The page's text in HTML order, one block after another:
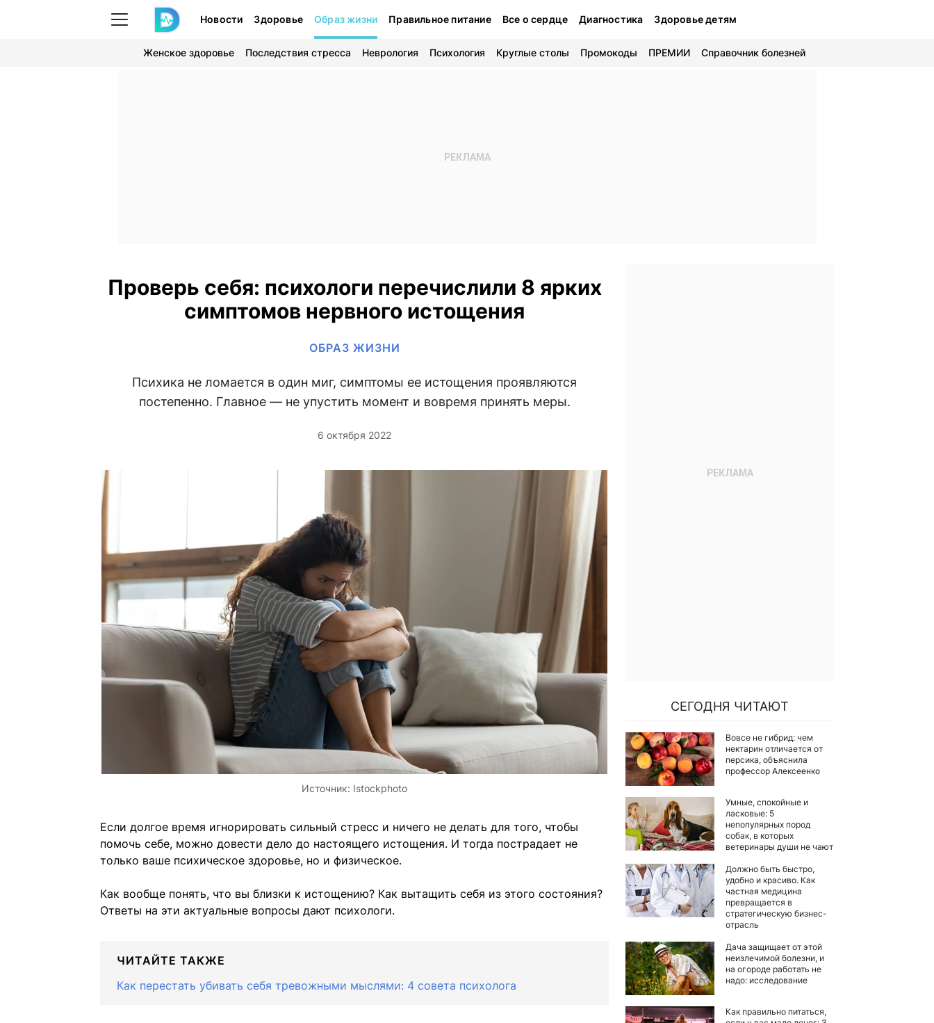
Новости Здоровье Образ жизни Правильное питание Все о сердце Диагностика Здоровье детям
Женское здоровье Последствия стресса Неврология Психология Круглые столы Промокоды ПРЕМИИ Справочник болезней
Проверь себя: психологи перечислили 8 ярких
симптомов нервного истощения
ОБРАЗ ЖИЗНИ
Психика не ломается в один миг, симптомы ее истощения проявляются
постепенно. Главное — не упустить момент и вовремя принять меры.
6 октября 2022
Источник: Istockphoto
Если долгое время игнорировать сильный стресс и ничего не делать для того, чтобы
помочь себе, можно довести дело до настоящего истощения. И тогда пострадает не
только ваше психическое здоровье, но и физическое.
Как вообще понять, что вы близки к истощению? Как вытащить себя из этого состояния?
Ответы на эти актуальные вопросы дают психологи.
ЧИТАЙТЕ ТАКЖЕ
Как перестать убивать себя тревожными мыслями: 4 совета психолога
СЕГОДНЯ ЧИТАЮТ
Вовсе не гибрид: чем
нектарин отличается от
персика, объяснила
профессор Алексеенко
Умные, спокойные и
ласковые: 5
непопулярных пород
собак, в которых
ветеринары души не чают
Должно быть быстро,
удобно и красиво. Как
частная медицина
превращается в
стратегическую бизнес-
отрасль
Дача защищает от этой
неизлечимой болезни, и
на огороде работать не
надо: исследование
Как правильно питаться,